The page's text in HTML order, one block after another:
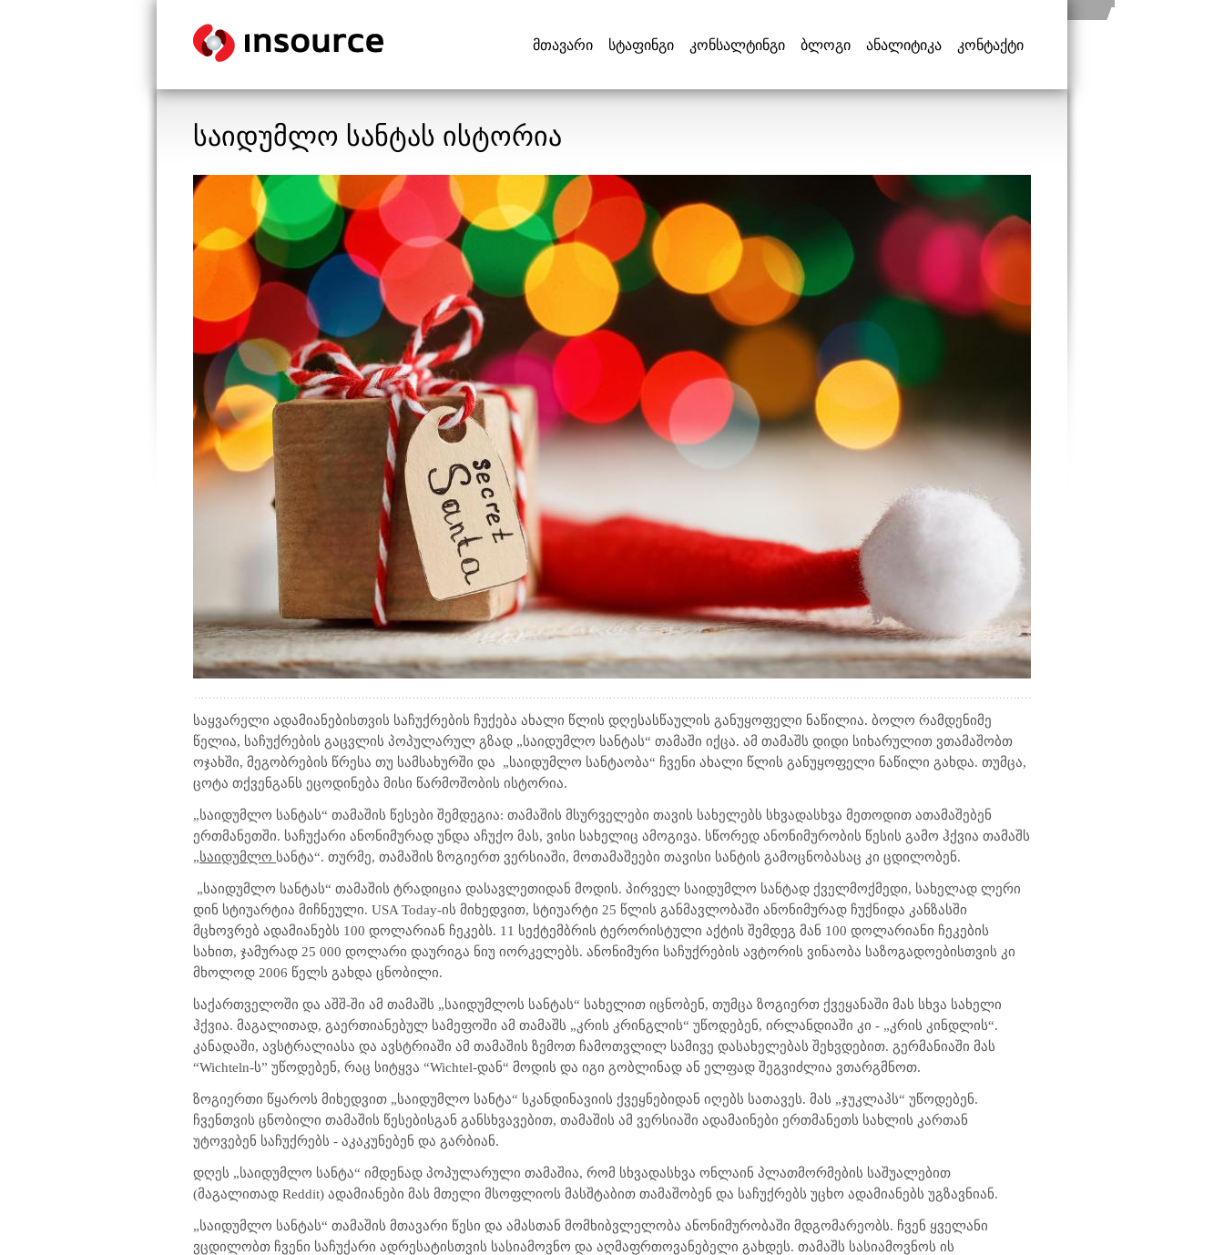
მთავარი სტაფინგი კონსალტინგი ბლოგი ანალიტიკა კონტაქტი
საიდუმლო სანტას ისტორია
საყვარელი ადამიანებისთვის საჩუქრების ჩუქება ახალი წლის დღესასწაულის განუყოფელი ნაწილია. ბოლო რამდენიმე
წელია, საჩუქრების გაცვლის პოპულარულ გზად „საიდუმლო სანტას“ თამაში იქცა. ამ თამაშს დიდი სიხარულით ვთამაშობთ
ოჯახში, მეგობრების წრესა თუ სამსახურში და
„საიდუმლო სანტაობა“ ჩვენი ახალი წლის განუყოფელი ნაწილი გახდა. თუმცა,
ცოტა თქვენგანს ეცოდინება მისი წარმოშობის ისტორია.
„საიდუმლო სანტას“ თამაშის წესები შემდეგია: თამაშის მსურველები თავის სახელებს სხვადასხვა მეთოდით ათამაშებენ
ერთმანეთში. საჩუქარი ანონიმურად უნდა აჩუქო მას, ვისი სახელიც ამოგივა. სწორედ ანონიმურობის წესის გამო ჰქვია თამაშს
„საიდუმლო სანტა“. თურმე, თამაშის ზოგიერთ ვერსიაში, მოთამაშეები თავისი სანტის გამოცნობასაც კი ცდილობენ.
„საიდუმლო სანტას“ თამაშის ტრადიცია დასავლეთიდან მოდის. პირველ საიდუმლო სანტად ქველმოქმედი, სახელად ლერი
დინ სტიუარტია მიჩნეული. USA Today-ის მიხედვით, სტიუარტი 25 წლის განმავლობაში ანონიმურად ჩუქნიდა კანზასში
მცხოვრებ ადამიანებს 100 დოლარიან ჩეკებს. 11 სექტემბრის ტერორისტული აქტის შემდეგ მან 100 დოლარიანი ჩეკების
სახით, ჯამურად 25 000 დოლარი დაურიგა ნიუ იორკელებს. ანონიმური საჩუქრების ავტორის ვინაობა საზოგადოებისთვის კი
მხოლოდ 2006 წელს გახდა ცნობილი.
საქართველოში და აშშ-ში ამ თამაშს „საიდუმლოს სანტას“ სახელით იცნობენ, თუმცა ზოგიერთ ქვეყანაში მას სხვა სახელი
ჰქვია. მაგალითად, გაერთიანებულ სამეფოში ამ თამაშს „კრის კრინგლის“ უწოდებენ, ირლანდიაში კი - „კრის კინდლის“.
კანადაში, ავსტრალიასა და ავსტრიაში ამ თამაშის ზემოთ ჩამოთვლილ სამივე დასახელებას შეხვდებით. გერმანიაში მას
“Wichteln-ს” უწოდებენ, რაც სიტყვა “Wichtel-დან“ მოდის და იგი გობლინად ან ელფად შეგვიძლია ვთარგმნოთ.
ზოგიერთი წყაროს მიხედვით „საიდუმლო სანტა“ სკანდინავიის ქვეყნებიდან იღებს სათავეს. მას „ჯუკლაპს“ უწოდებენ.
ჩვენთვის ცნობილი თამაშის წესებისგან განსხვავებით, თამაშის ამ ვერსიაში ადამაინები ერთმანეთს სახლის კართან
უტოვებენ საჩუქრებს - აკაკუნებენ და გარბიან.
დღეს „საიდუმლო სანტა“ იმდენად პოპულარული თამაშია, რომ სხვადასხვა ონლაინ პლათმორმების საშუალებით
(მაგალითად Reddit) ადამიანები მას მთელი მსოფლიოს მასშტაბით თამაშობენ და საჩუქრებს უცხო ადამიანებს უგზავნიან.
„საიდუმლო სანტას“ თამაშის მთავარი წესი და ამასთან მომხიბვლელობა ანონიმურობაში მდგომარეობს. ჩვენ ყველანი
ვცდილობთ ჩვენი საჩუქარი ადრესატისთვის სასიამოვნო და აღმაფრთოვანებელი გახდეს. თამაშს სასიამოვნოს ის